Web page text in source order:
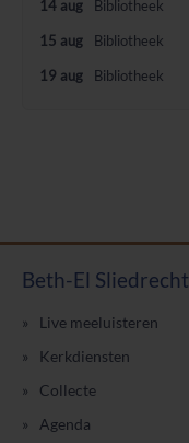
14 aug Bibliotheek
15 aug Bibliotheek
19 aug Bibliotheek
Beth-El Sliedrecht
Live meeluisteren
Kerkdiensten
Collecte
Agenda